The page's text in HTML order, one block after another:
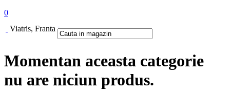
0
Viatris, Franta
Momentan aceasta categorie
nu are niciun produs.